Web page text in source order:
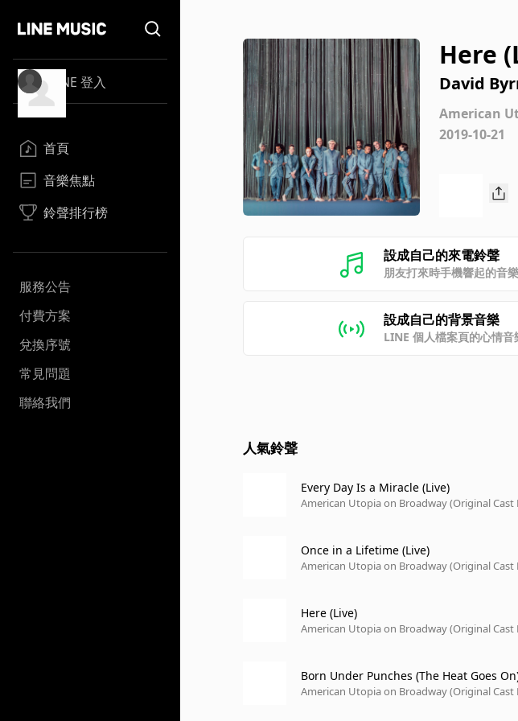
LINE 登入
首頁
音樂焦點
鈴聲排行榜
服務公告
付費方案
兌換序號
常見問題
聯絡我們
Here
David
American
2019-10-21
設成自己的來電鈴聲
朋友打來時手機響起的音樂
設成自己的背景音樂
LINE 個人檔案頁的心情音
人氣鈴聲
Every Day Is a Miracle (Live)
American Utopia on Broadway (Original Cast
Once in a Lifetime (Live)
American Utopia on Broadway (Original Cast
Here (Live)
American Utopia on Broadway (Original Cast
Born Under Punches (The Heat Goes
American Utopia on Broadway (Original Cast